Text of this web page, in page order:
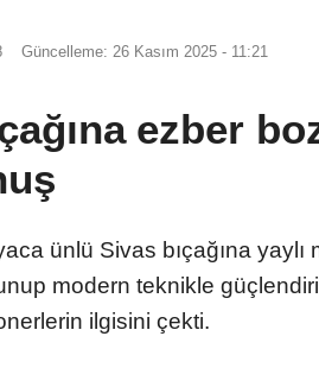
Güncelleme: 26 Kasım 2025 - 11:21
ezber
ünlü Sivas bıçağına
modern teknikle
ilgisini çekti.